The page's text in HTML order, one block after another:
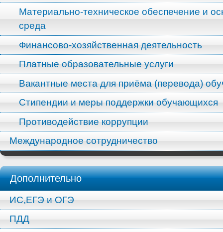
Материально-техническое обеспечение и
среда
Финансово-хозяйственная деятельность
Платные образовательные услуги
Вакантные места для приёма (перевода)
Стипендии и меры поддержки обучающихся
Противодействие коррупции
Международное сотрудничество
Дополнительно
ИС,ЕГЭ и ОГЭ
ПДД